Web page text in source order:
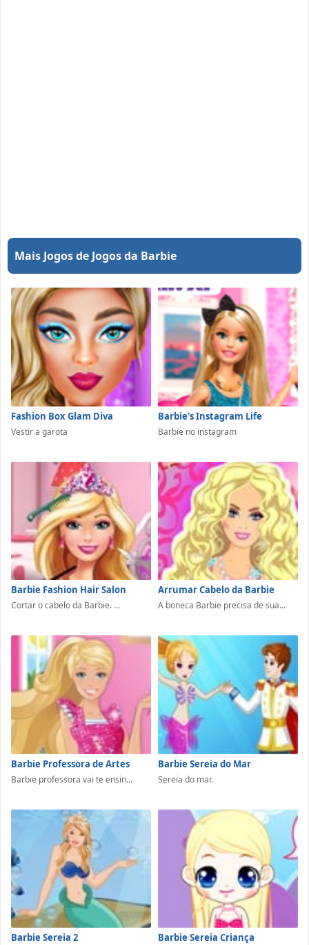
Mais Jogos de Jogos da Barbie
Fashion Box Glam Diva
Vestir a garota
Barbie's Instagram Life
Barbie no instagram
Barbie Fashion Hair Salon
Cortar o cabelo da Barbie. ...
Arrumar Cabelo da Barbie
A boneca Barbie precisa de sua...
Barbie Professora de Artes
Barbie professora vai te ensin...
Barbie Sereia do Mar
Sereia do mar.
Barbie Sereia 2 Barbie Sereia Criança